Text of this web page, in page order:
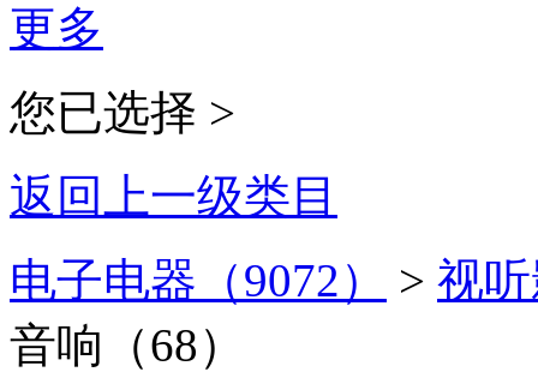
更多
您已选择 >
返回上一级类目
电子电器（9072）
> 视
音响（68）